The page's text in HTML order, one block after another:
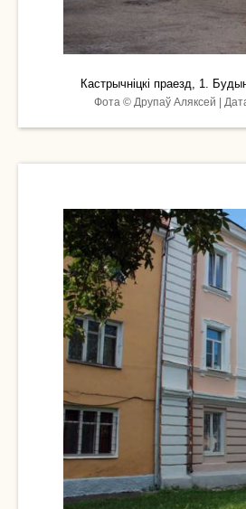
Кастрычніцкі праезд, 1.
Фота © Друпаў Аляксей |